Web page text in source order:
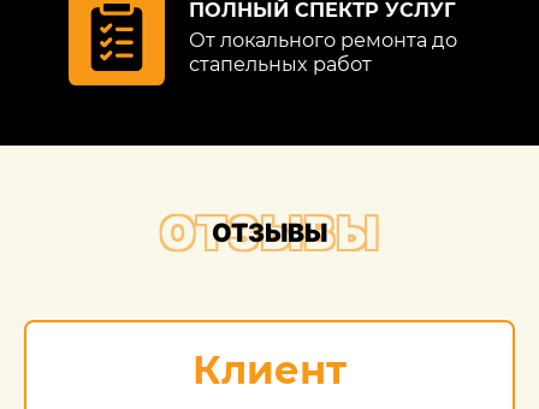
ПОЛНЫЙ СПЕКТР УСЛУГ
От локального ремонта до
стапельных работ
ОТЗЫВЫ
ОТЗЫВЫ
Клиент